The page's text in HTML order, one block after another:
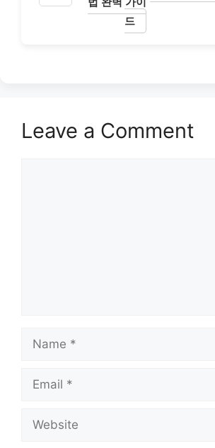
드
Leave a Comment